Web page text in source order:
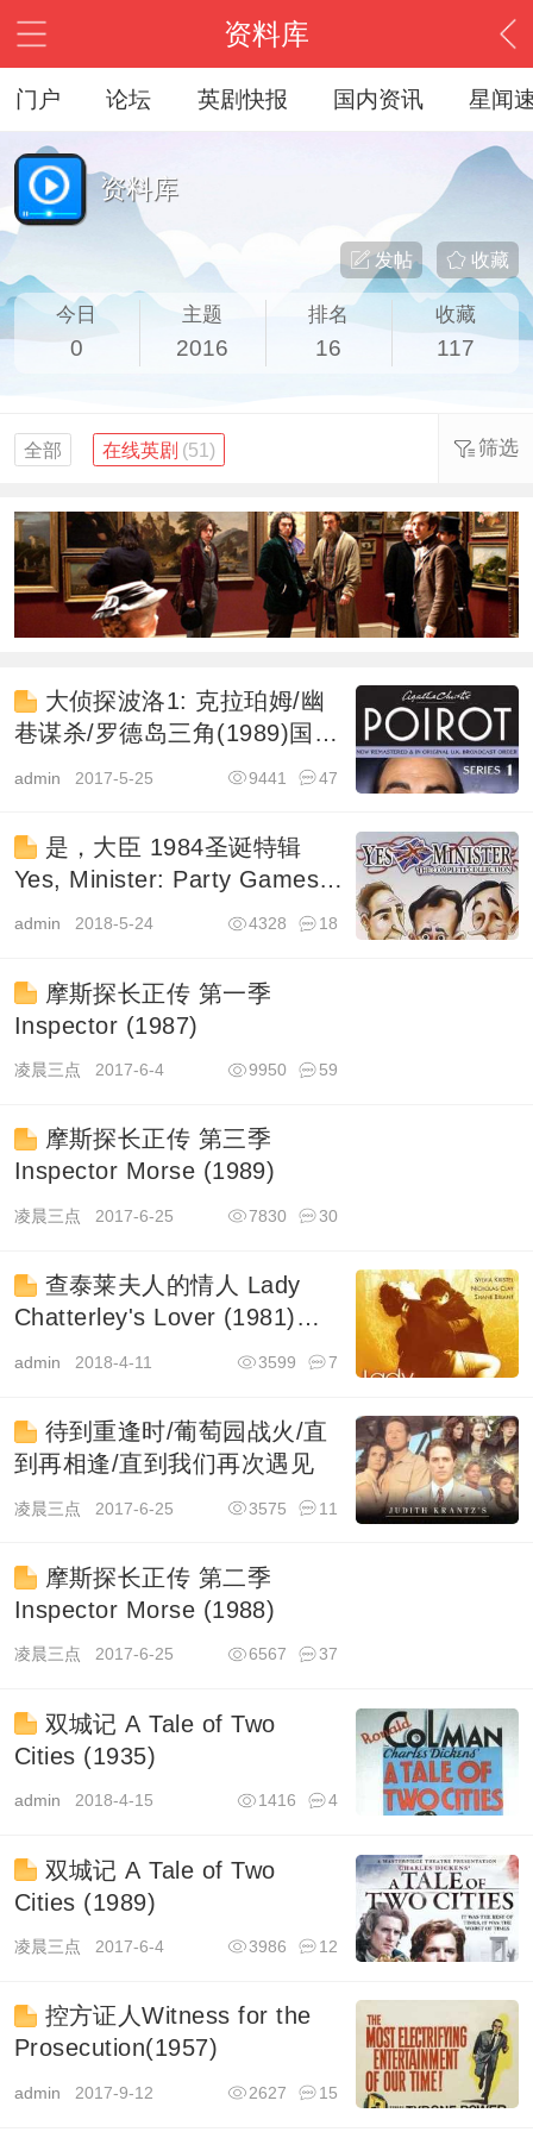
资料库
门户 论坛 英剧快报 国内资讯 星闻
资料库
收藏
发帖
今日
0
主题
2016
排名
16
收藏
117
全部 在线英剧 (51) 筛选
大侦探波洛1: 克拉珀姆/幽
巷谋杀/罗德岛三角(1989)国语
admin 2017-5-25 47
9441
是，大臣 1984圣诞特辑
Yes, Minister: Party Games
(1984)
admin 2018-5-24 18
4328
摩斯探长正传 第一季
Inspector (1987)
凌晨三点 2017-6-4 59
9950
摩斯探长正传 第三季
Inspector Morse (1989)
凌晨三点 2017-6-25 30
7830
查泰莱夫人的情人 Lady
Chatterley's Lover (1981)国
admin 2018-4-11 7
3599
待到重逢时/葡萄园战火/直
到再相逢/直到我们再次遇见
凌晨三点 2017-6-25 11
3575
摩斯探长正传 第二季
Inspector Morse (1988)
凌晨三点 2017-6-25 37
6567
双城记 A Tale of Two
Cities (1935)
admin 2018-4-15 4
1416
双城记 A Tale of Two
Cities (1989)
凌晨三点 2017-6-4 12
3986
控方证人Witness for the
Prosecution(1957)
admin 2017-9-12 15
2627